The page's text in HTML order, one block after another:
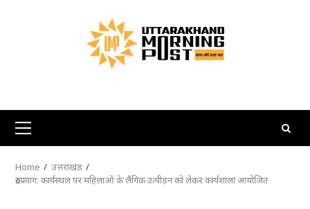
Primary
Menu
Home
उत्तराखंड
रुद्रप्रयाग: कार्यस्थल पर महिलाओं के लैंगिक उत्पीड़न को लेकर कार्यशाला आयोजित